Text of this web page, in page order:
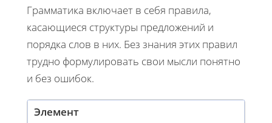
Грамматика включает в себя правила,
касающиеся структуры предложений и
порядка слов в них. Без знания этих правил
трудно формулировать свои мысли понятно
и без ошибок.
Элемент